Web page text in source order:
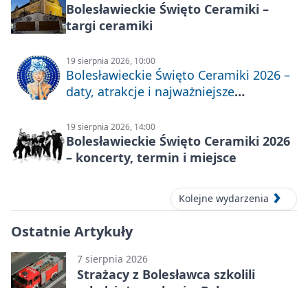
Bolesławieckie Święto Ceramiki –
targi ceramiki
19 sierpnia 2026, 10:00
Bolesławieckie Święto Ceramiki 2026 –
daty, atrakcje i najważniejsze
19 sierpnia 2026, 14:00
Bolesławieckie Święto Ceramiki 2026
– koncerty, termin i miejsce
Kolejne wydarzenia
Ostatnie Artykuły
7 sierpnia 2026
Strażacy z Bolesławca szkolili